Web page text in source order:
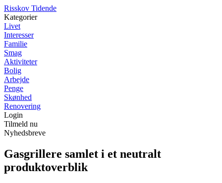
Risskov Tidende
Kategorier
Livet
Interesser
Familie
Smag
Aktiviteter
Bolig
Arbejde
Penge
Skønhed
Renovering
Login
Tilmeld nu
Nyhedsbreve
Gasgrillere samlet i et neutralt
produktoverblik